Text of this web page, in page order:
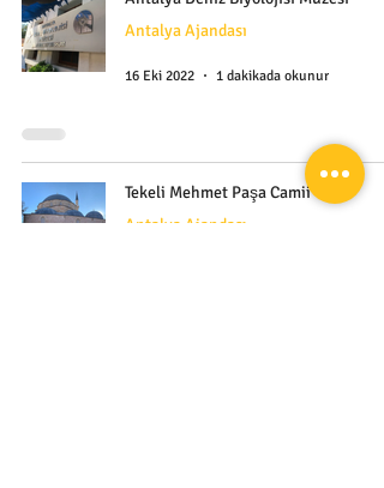
Antalya Ajandası
16 Eki 2022 1 dakikada okunur
Tekeli Mehmet Paşa Camii
Antalya Ajandası